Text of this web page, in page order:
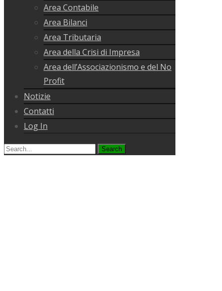
Area Contabile
Area Bilanci
Area Tributaria
Area della Crisi di Impresa
Area dell’Associazionismo e del No
Profit
Notizie
Contatti
Log In
Search